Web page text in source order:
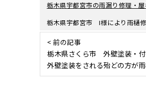
栃木県宇都宮市の雨漏り修理・
栃木県宇都宮市 I様により雨樋
< 前の記事
栃木県さくら市 外壁塗装・
外壁塗装をされる殆どの方が